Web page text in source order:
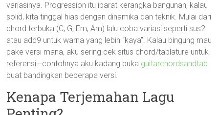
variasinya. Progression itu ibarat kerangka bangunan; kalau
solid, kita tinggal hias dengan dinamika dan teknik. Mulai dari
chord terbuka (C, G, Em, Am) lalu coba variasi seperti sus2
atau add9 untuk warna yang lebih “kaya”. Kalau bingung mau
pake versi mana, aku sering cek situs chord/tablature untuk
referensi—contohnya aku kadang buka guitarchordsandtab
buat bandingkan beberapa versi.
Kenapa Terjemahan Lagu